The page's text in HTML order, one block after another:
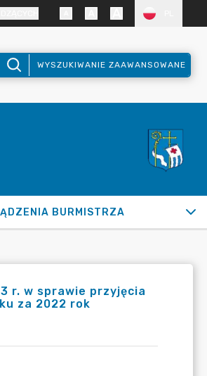
WYSZUKIWANIE ZAAWANSOWANE
BURMISTRZA
r. w sprawie przyjęcia
za 2022 rok